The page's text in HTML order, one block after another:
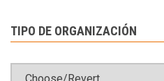
TIPO DE ORGANIZACIÓN